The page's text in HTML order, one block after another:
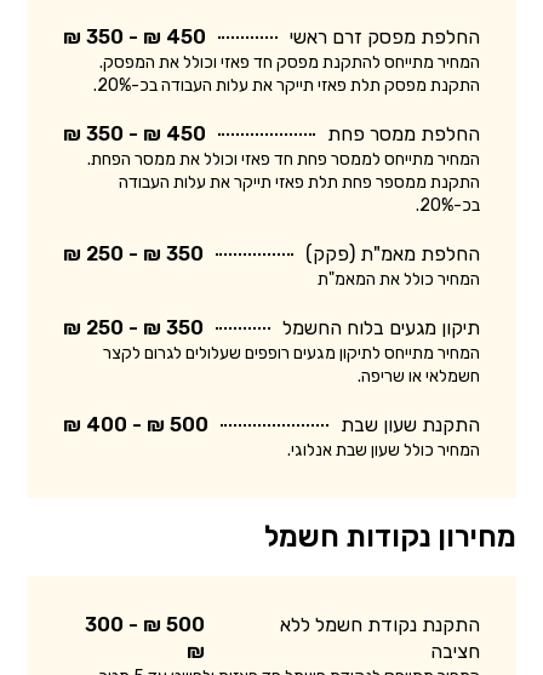
החלפת מפסק זרם ראשי 450 ₪ - 350 ₪
המחיר מתייחס להתקנת מפסק חד פאזי וכולל את המפסק.
התקנת מפסק תלת פאזי תייקר את עלות העבודה בכ-20%.
החלפת ממסר פחת 450 ₪ - 350 ₪
המחיר מתייחס לממסר פחת חד פאזי וכולל את ממסר הפחת.
התקנת ממספר פחת תלת פאזי תייקר את עלות העבודה
בכ-20%.
החלפת מאמ"ת (פקק) 350 ₪ - 250 ₪
המחיר כולל את המאמ"ת
תיקון מגעים בלוח החשמל 350 ₪ - 250 ₪
המחיר מתייחס לתיקון מגעים רופפים שעלולים לגרום לקצר
חשמלאי או שריפה.
התקנת שעון שבת 500 ₪ - 400 ₪
המחיר כולל שעון שבת אנלוגי.
מחירון נקודות חשמל
התקנת נקודת חשמל ללא
חציבה
500 ₪ - 300
₪